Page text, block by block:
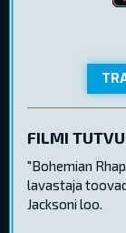
FILMI
"Bohemian
lavastaja
Jacksoni loo.